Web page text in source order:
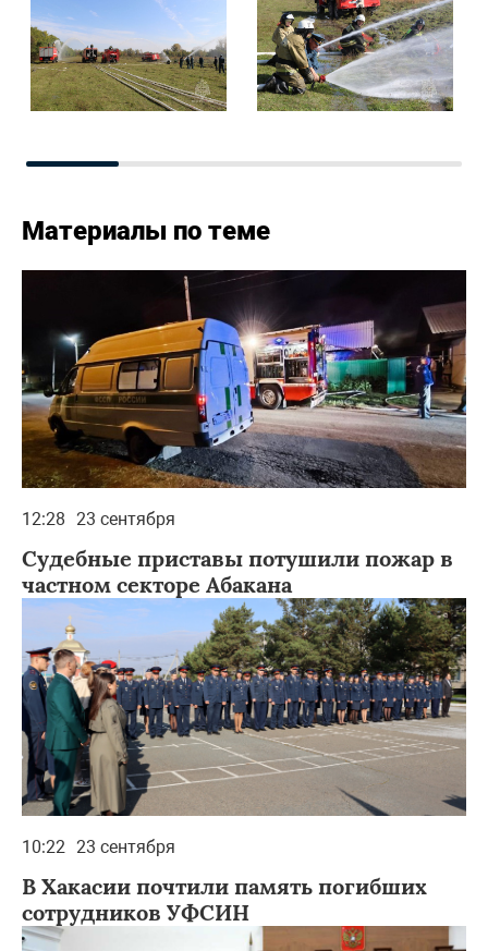
Материалы по теме
12:28 23 сентября
Судебные приставы потушили пожар в
частном секторе Абакана
10:22 23 сентября
В Хакасии почтили память погибших
сотрудников УФСИН